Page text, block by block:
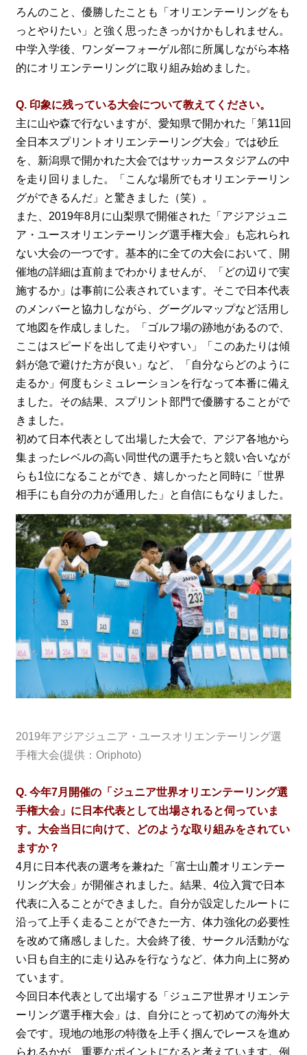
ろんのこと、優勝したことも「オリエンテーリングをも
っとやりたい」と強く思ったきっかけかもしれません。
中学入学後、ワンダーフォーゲル部に所属しながら本格
的にオリエンテーリングに取り組み始めました。
Q. 印象に残っている大会について教えてください。
主に山や森で行ないますが、愛知県で開かれた「第11回
全日本スプリントオリエンテーリング大会」では砂丘
を、新潟県で開かれた大会ではサッカースタジアムの中
を走り回りました。「こんな場所でもオリエンテーリン
グができるんだ」と驚きました（笑）。
また、2019年8月に山梨県で開催された「アジアジュニ
ア・ユースオリエンテーリング選手権大会」も忘れられ
ない大会の一つです。基本的に全ての大会において、開
催地の詳細は直前までわかりませんが、「どの辺りで実
施するか」は事前に公表されています。そこで日本代表
のメンバーと協力しながら、グーグルマップなど活用し
て地図を作成しました。「ゴルフ場の跡地があるので、
ここはスピードを出して走りやすい」「このあたりは傾
斜が急で避けた方が良い」など、「自分ならどのように
走るか」何度もシミュレーションを行なって本番に備え
ました。その結果、スプリント部門で優勝することがで
きました。
初めて日本代表として出場した大会で、アジア各地から
集まったレベルの高い同世代の選手たちと競い合いなが
らも1位になることができ、嬉しかったと同時に「世界
相手にも自分の力が通用した」と自信にもなりました。
2019年アジアジュニア・ユースオリエンテーリング選
手権大会(提供：Oriphoto)
Q. 今年7月開催の「 ジュニア世界オリエンテーリング選
手権大会」に日本代表として出場されると伺っていま
す。大会当日に向けて、どのような取り組みをされてい
ますか？
4月に日本代表の選考を兼ねた「富士山麓オリエンテー
リング大会」が開催されました。結果、4位入賞で日本
代表に入ることができました。自分が設定したルートに
沿って上手く走ることができた一方、体力強化の必要性
を改めて痛感しました。大会終了後、サークル活動がな
い日も自主的に走り込みを行なうなど、体力向上に努め
ています。
今回日本代表として出場する「ジュニア世界オリエンテ
ーリング選手権大会」は、自分にとって初めての海外大
会です。現地の地形の特徴を上手く掴んでレースを進め
られるかが、重要なポイントになると考えています。例